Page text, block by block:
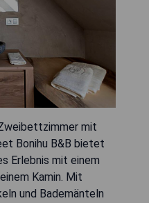
mit
Bonihu B&B bietet
Erlebnis mit einem
Kamin. Mit
und Bademänteln